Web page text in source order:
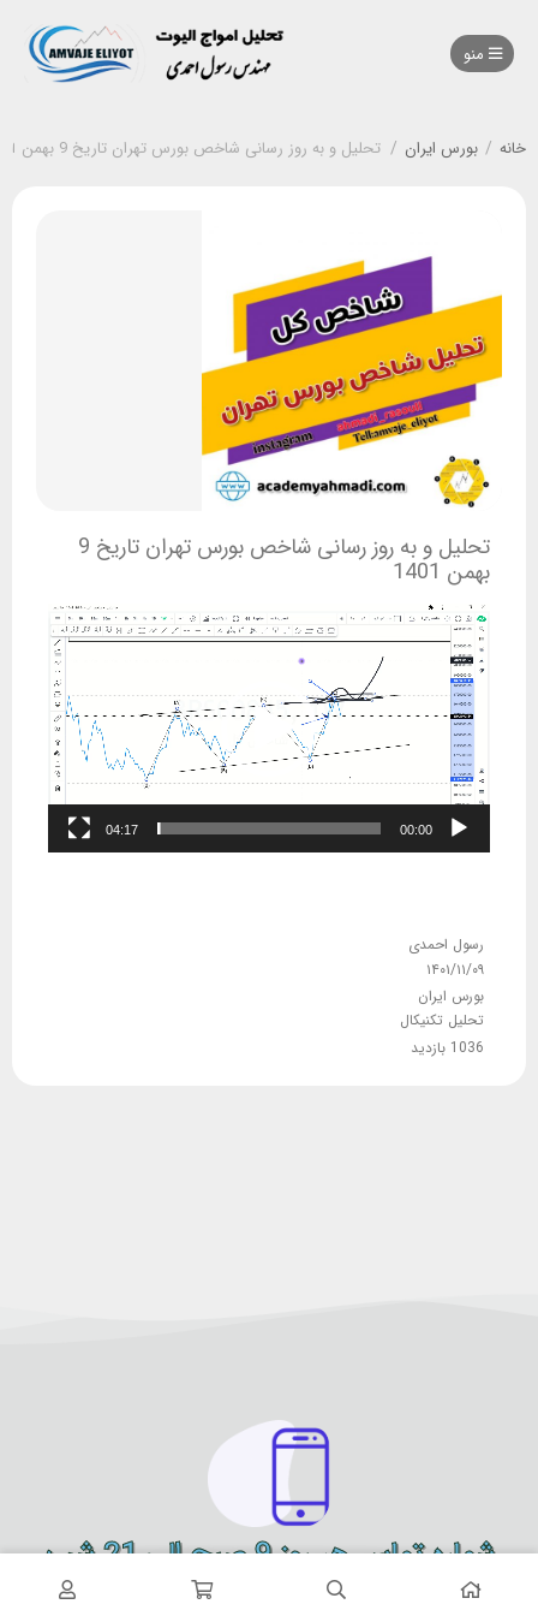
خانه / بورس ایران / تحلیل و به روز رسانی شاخص بورس تهران تاریخ 9 بهمن 1401
تحلیل و به روز رسانی شاخص بورس تهران تاریخ 9
بهمن 1401
نمایشگر
ویدیو
00:00
04:17
رسول احمدی
۱۴۰۱/۱۱/۰۹
بورس ایران
تحلیل تکنیکال
1036 بازدید
شماره تماس هر روز 9 صبح الی 21 شب